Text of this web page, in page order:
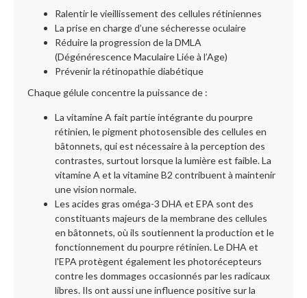
Ralentir le vieillissement des cellules rétiniennes
La prise en charge d’une sécheresse oculaire
Réduire la progression de la DMLA
(Dégénérescence Maculaire Liée à l’Age)
Prévenir la rétinopathie diabétique
Chaque gélule concentre la puissance de :
La vitamine A fait partie intégrante du pourpre
rétinien, le pigment photosensible des cellules en
bâtonnets, qui est nécessaire à la perception des
contrastes, surtout lorsque la lumière est faible. La
vitamine A et la vitamine B2 contribuent à maintenir
une vision normale.
Les acides gras oméga-3 DHA et EPA sont des
constituants majeurs de la membrane des cellules
en bâtonnets, où ils soutiennent la production et le
fonctionnement du pourpre rétinien. Le DHA et
l'EPA protègent également les photorécepteurs
contre les dommages occasionnés par les radicaux
libres. Ils ont aussi une influence positive sur la